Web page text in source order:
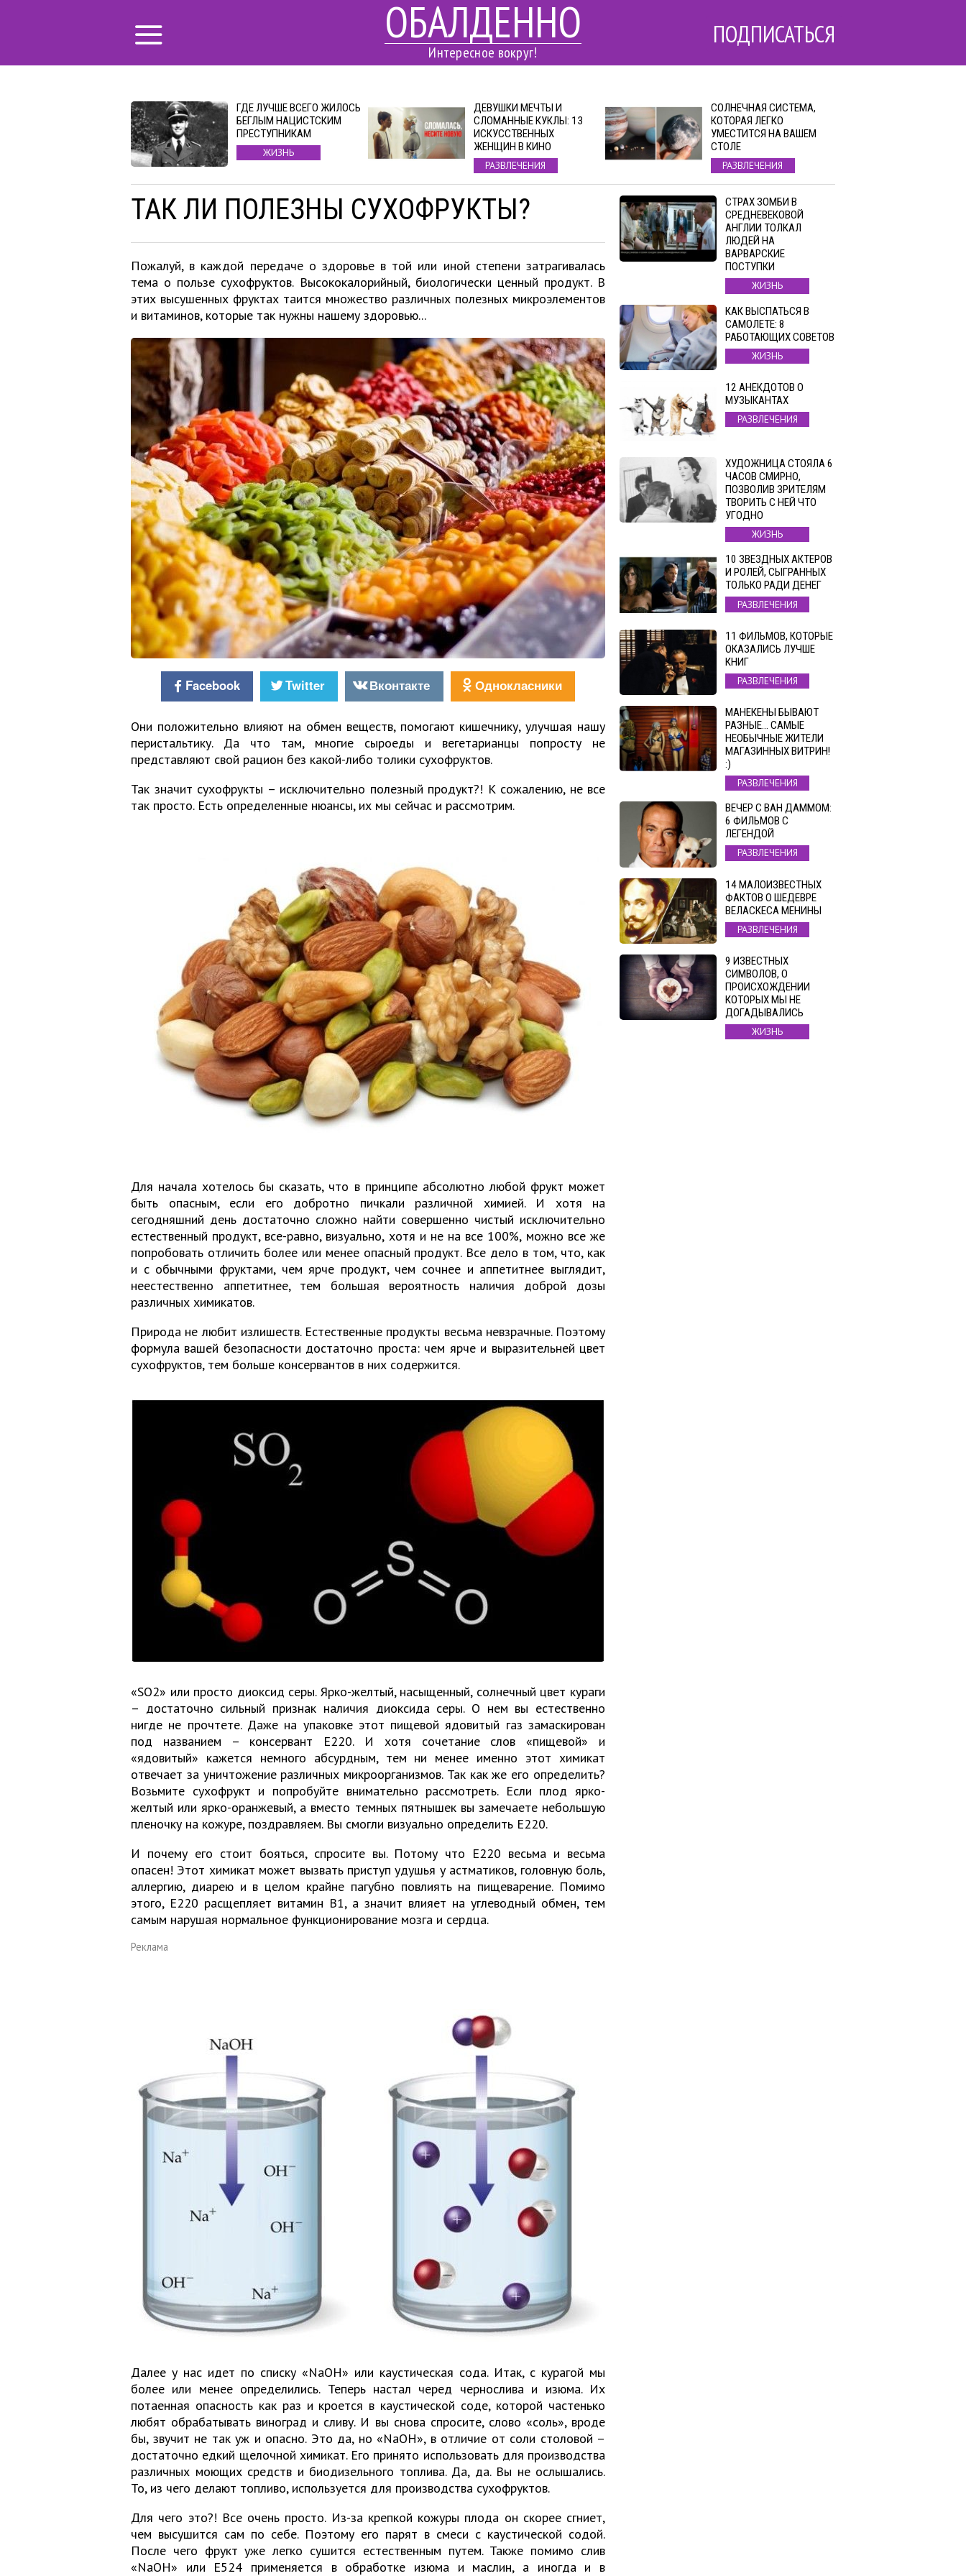
ОБАЛДЕННО
Интересное вокруг!
ПОДПИСАТЬСЯ
ГДЕ ЛУЧШЕ ВСЕГО ЖИЛОСЬ
БЕГЛЫМ НАЦИСТСКИМ
ПРЕСТУПНИКАМ
ЖИЗНЬ
ДЕВУШКИ МЕЧТЫ И
СЛОМАННЫЕ КУКЛЫ: 13
ИСКУССТВЕННЫХ
ЖЕНЩИН В КИНО
РАЗВЛЕЧЕНИЯ
СОЛНЕЧНАЯ СИСТЕМА,
КОТОРАЯ ЛЕГКО
УМЕСТИТСЯ НА ВАШЕМ
СТОЛЕ
РАЗВЛЕЧЕНИЯ
ТАК ЛИ ПОЛЕЗНЫ СУХОФРУКТЫ?
Пожалуй, в каждой передаче о здоровье в той или иной степени затрагивалась
тема о пользе сухофруктов. Высококалорийный, биологически ценный продукт. В
этих высушенных фруктах таится множество различных полезных микроэлементов
и витаминов, которые так нужны нашему здоровью...
Facebook Twitter Вконтакте Однокласники
Они положительно влияют на обмен веществ, помогают кишечнику, улучшая нашу
перистальтику. Да что там, многие сыроеды и вегетарианцы попросту не
представляют свой рацион без какой-либо толики сухофруктов.
Так значит сухофрукты – исключительно полезный продукт?! К сожалению, не все
так просто. Есть определенные нюансы, их мы сейчас и рассмотрим.
Для начала хотелось бы сказать, что в принципе абсолютно любой фрукт может
быть опасным, если его добротно пичкали различной химией. И хотя на
сегодняшний день достаточно сложно найти совершенно чистый исключительно
естественный продукт, все-равно, визуально, хотя и не на все 100%, можно все же
попробовать отличить более или менее опасный продукт. Все дело в том, что, как
и с обычными фруктами, чем ярче продукт, чем сочнее и аппетитнее выглядит,
неестественно аппетитнее, тем большая вероятность наличия доброй дозы
различных химикатов.
Природа не любит излишеств. Естественные продукты весьма невзрачные. Поэтому
формула вашей безопасности достаточно проста: чем ярче и выразительней цвет
сухофруктов, тем больше консервантов в них содержится.
«SO2» или просто диоксид серы. Ярко-желтый, насыщенный, солнечный цвет кураги
– достаточно сильный признак наличия диоксида серы. О нем вы естественно
нигде не прочтете. Даже на упаковке этот пищевой ядовитый газ замаскирован
под названием – консервант E220. И хотя сочетание слов «пищевой» и
«ядовитый» кажется немного абсурдным, тем ни менее именно этот химикат
отвечает за уничтожение различных микроорганизмов. Так как же его определить?
Возьмите сухофрукт и попробуйте внимательно рассмотреть. Если плод ярко-
желтый или ярко-оранжевый, а вместо темных пятнышек вы замечаете небольшую
пленочку на кожуре, поздравляем. Вы смогли визуально определить E220.
И почему его стоит бояться, спросите вы. Потому что E220 весьма и весьма
опасен! Этот химикат может вызвать приступ удушья у астматиков, головную боль,
аллергию, диарею и в целом крайне пагубно повлиять на пищеварение. Помимо
этого, E220 расщепляет витамин B1, а значит влияет на углеводный обмен, тем
самым нарушая нормальное функционирование мозга и сердца.
Реклама
Далее у нас идет по списку «NaOH» или каустическая сода. Итак, с курагой мы
более или менее определились. Теперь настал черед чернослива и изюма. Их
потаенная опасность как раз и кроется в каустической соде, которой частенько
любят обрабатывать виноград и сливу. И вы снова спросите, слово «соль», вроде
бы, звучит не так уж и опасно. Это да, но «NaOH», в отличие от соли столовой –
достаточно едкий щелочной химикат. Его принято использовать для производства
различных моющих средств и биодизельного топлива. Да, да. Вы не ослышались.
То, из чего делают топливо, используется для производства сухофруктов.
Для чего это?! Все очень просто. Из-за крепкой кожуры плода он скорее сгниет,
чем высушится сам по себе. Поэтому его парят в смеси с каустической содой.
После чего фрукт уже легко сушится естественным путем. Также помимо слив
«NaOH» или E524 применяется в обработке изюма и маслин, а иногда и в
СТРАХ ЗОМБИ В
СРЕДНЕВЕКОВОЙ
АНГЛИИ ТОЛКАЛ
ЛЮДЕЙ НА
ВАРВАРСКИЕ
ПОСТУПКИ
ЖИЗНЬ
КАК ВЫСПАТЬСЯ В
САМОЛЕТЕ: 8
РАБОТАЮЩИХ СОВЕТОВ
ЖИЗНЬ
12 АНЕКДОТОВ О
МУЗЫКАНТАХ
РАЗВЛЕЧЕНИЯ
ХУДОЖНИЦА СТОЯЛА 6
ЧАСОВ СМИРНО,
ПОЗВОЛИВ ЗРИТЕЛЯМ
ТВОРИТЬ С НЕЙ ЧТО
УГОДНО
ЖИЗНЬ
10 ЗВЕЗДНЫХ АКТЕРОВ
И РОЛЕЙ, СЫГРАННЫХ
ТОЛЬКО РАДИ ДЕНЕГ
РАЗВЛЕЧЕНИЯ
11 ФИЛЬМОВ, КОТОРЫЕ
ОКАЗАЛИСЬ ЛУЧШЕ
КНИГ
РАЗВЛЕЧЕНИЯ
МАНЕКЕНЫ БЫВАЮТ
РАЗНЫЕ… САМЫЕ
НЕОБЫЧНЫЕ ЖИТЕЛИ
МАГАЗИННЫХ ВИТРИН!
:)
РАЗВЛЕЧЕНИЯ
ВЕЧЕР С ВАН ДАММОМ:
6 ФИЛЬМОВ С
ЛЕГЕНДОЙ
РАЗВЛЕЧЕНИЯ
14 МАЛОИЗВЕСТНЫХ
ФАКТОВ О ШЕДЕВРЕ
ВЕЛАСКЕСА МЕНИНЫ
РАЗВЛЕЧЕНИЯ
9 ИЗВЕСТНЫХ
СИМВОЛОВ, О
ПРОИСХОЖДЕНИИ
КОТОРЫХ МЫ НЕ
ДОГАДЫВАЛИСЬ
ЖИЗНЬ